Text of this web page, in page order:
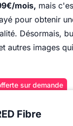
mois, mais
pour obtenir
Désormais,
autres images
sur demande
Fibre